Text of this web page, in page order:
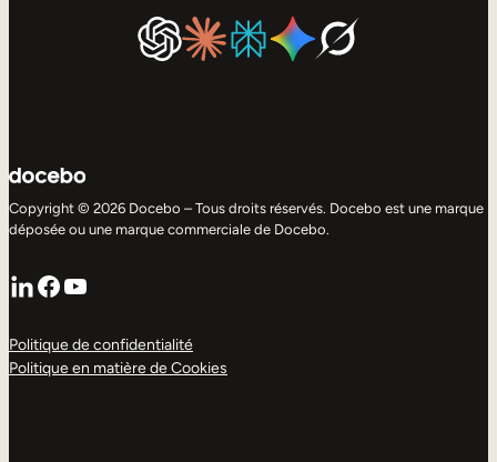
Copyright © 2026 Docebo – Tous droits réservés. Docebo est une marque
déposée ou une marque commerciale de Docebo.
LinkedIn
Facebook
YouTube
Politique de confidentialité
Politique en matière de Cookies